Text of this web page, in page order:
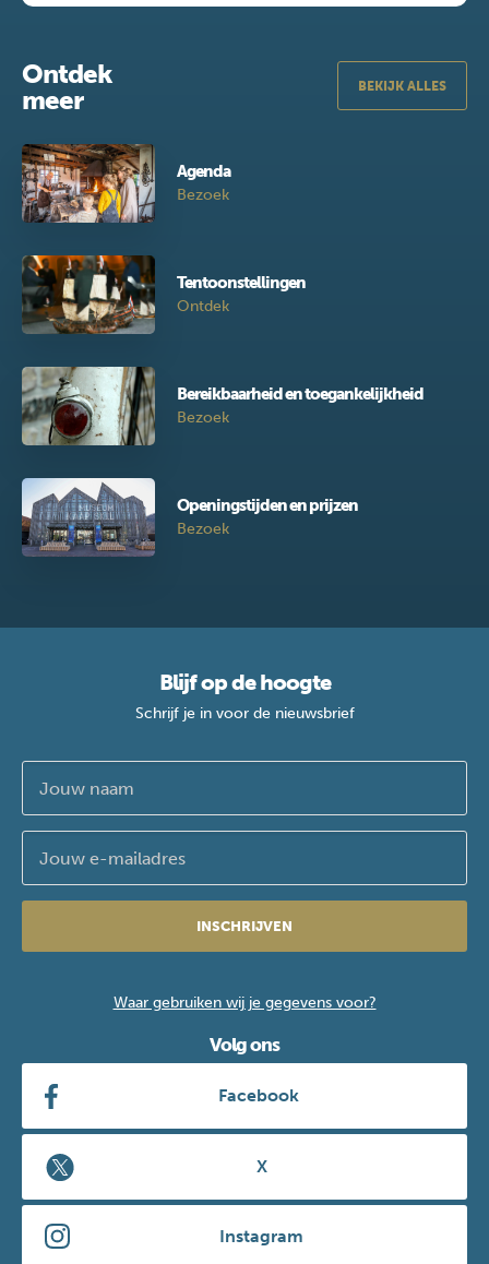
Ontdek
meer
BEKIJK ALLES
Agenda
Bezoek
Tentoonstellingen
Ontdek
Bereikbaarheid en toegankelijkheid
Bezoek
Openingstijden en prijzen
Bezoek
Blijf op de hoogte
Schrijf je in voor de nieuwsbrief
INSCHRIJVEN
Waar gebruiken wij je gegevens voor?
Volg ons
Facebook
X
Instagram